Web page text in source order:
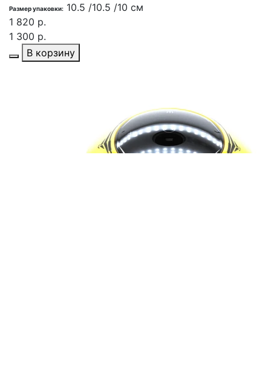
Размер упаковки: 10.5 /10.5 /10 см
1 820 р.
1 300 р.
В корзину